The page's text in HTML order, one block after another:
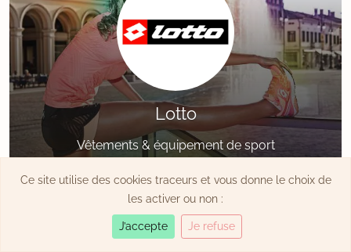
Lotto
Vêtements & équipement de sport
Ce site utilise des cookies traceurs et vous donne le choix de
les activer ou non :
J’accepte Je refuse